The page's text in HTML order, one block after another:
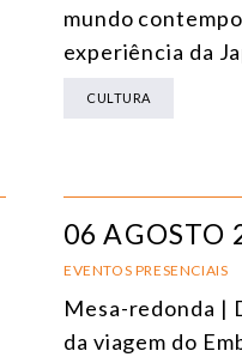
mundo
experiência da
CULTURA
06 AGOSTO
EVENTOS PRESENCIAIS
Mesa-redonda |
da viagem do